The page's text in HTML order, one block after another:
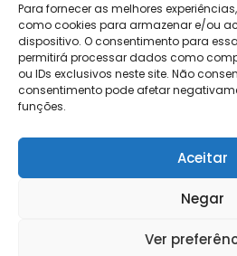
Para fornecer as melhores
como cookies para armazenar e/ou
dispositivo. O consentimento para
permitirá processar dados como
ou IDs exclusivos neste site. Não
consentimento pode afetar
funções.
Aceitar
Negar
Ver
Quadra 02, Lote 16,
Vila Vicentina,
Planaltina, Brasília-
DF. CEP 73.320-140
CNPJ: 01.600.089/0001-
DECOM - A Voz do
CEMA nas Redes!
O